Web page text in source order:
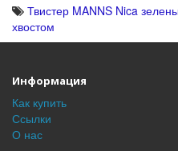
Твистер MANNS Nica
хвостом
Информация
Как купить
Ссылки
О нас